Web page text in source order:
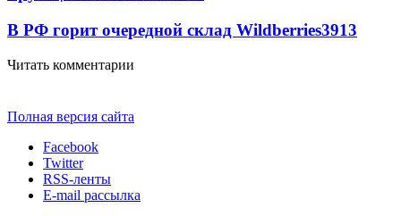
В РФ горит очередной склад Wildberries3913
Читать комментарии
Полная версия сайта
Facebook
Twitter
RSS-ленты
E-mail рассылка